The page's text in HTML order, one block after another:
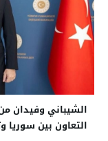
الشيباني وفيدان
التعاون بين سوريا